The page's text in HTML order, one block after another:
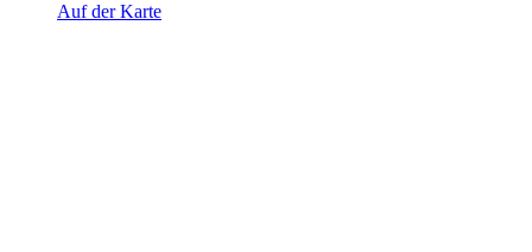
Auf der Karte